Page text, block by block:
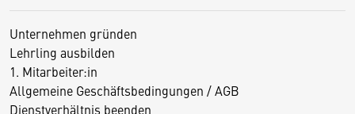
Unternehmen gründen
Lehrling ausbilden
1. Mitarbeiter:in
Allgemeine Geschäftsbedingungen / AGB
Dienstverhältnis beenden